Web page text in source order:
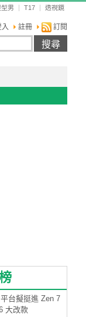
男 T17 透視鏡
入 註冊 訂閱
台擬挺進 Zen 7
大改款